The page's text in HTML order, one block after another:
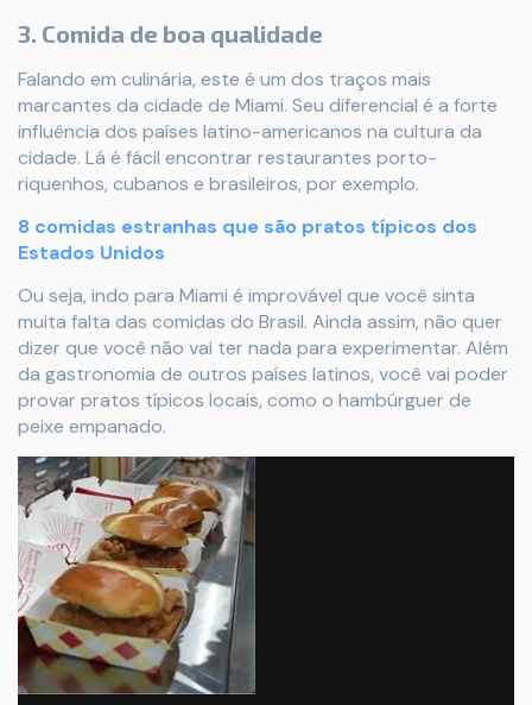
3. Comida de boa qualidade
Falando em culinária, este é um dos traços mais
marcantes da cidade de Miami. Seu diferencial é a forte
influência dos países latino-americanos na cultura da
cidade. Lá é fácil encontrar restaurantes porto-
riquenhos, cubanos e brasileiros, por exemplo.
8 comidas estranhas que são pratos típicos dos
Estados Unidos
Ou seja, indo para Miami é improvável que você sinta
muita falta das comidas do Brasil. Ainda assim, não quer
dizer que você não vai ter nada para experimentar. Além
da gastronomia de outros países latinos, você vai poder
provar pratos típicos locais, como o hambúrguer de
peixe empanado.